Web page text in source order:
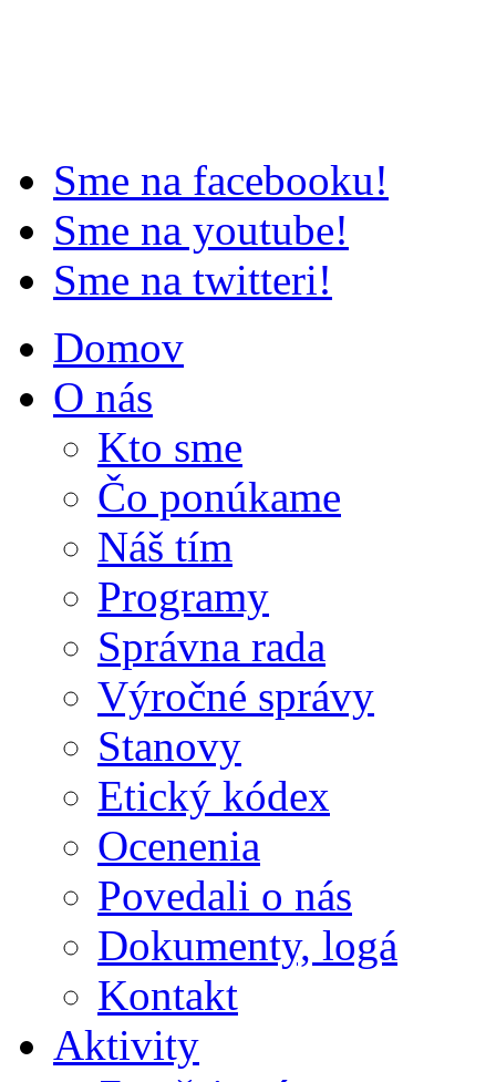
Sme na facebooku!
Sme na youtube!
Sme na twitteri!
Domov
O nás
Kto sme
Čo ponúkame
Náš tím
Programy
Správna rada
Výročné správy
Stanovy
Etický kódex
Ocenenia
Povedali o nás
Dokumenty, logá
Kontakt
Aktivity